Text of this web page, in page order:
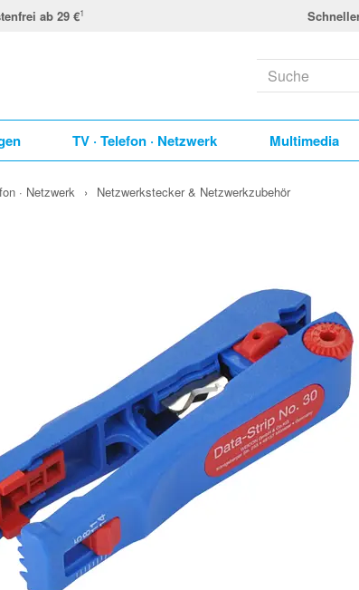
ab 29 €1
TV · Telefon · Netzwerk Multimedia
· Netzwerk › Netzwerkstecker & Netzwerkzubehör